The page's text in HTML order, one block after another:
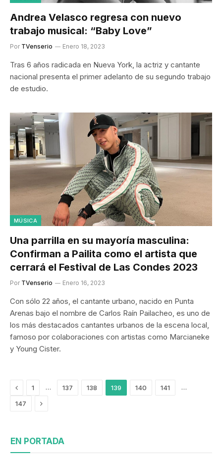
Andrea Velasco regresa con nuevo
trabajo musical: “Baby Love”
Por TVenserio Enero 18, 2023
Tras 6 años radicada en Nueva York, la actriz y cantante
nacional presenta el primer adelanto de su segundo trabajo
de estudio.
MÚSICA
Una parrilla en su mayoría masculina:
Confirman a Pailita como el artista que
cerrará el Festival de Las Condes 2023
Por TVenserio Enero 16, 2023
Con sólo 22 años, el cantante urbano, nacido en Punta
Arenas bajo el nombre de Carlos Raín Pailacheo, es uno de
los más destacados cantantes urbanos de la escena local,
famoso por colaboraciones con artistas como Marcianeke
y Young Cister.
Previous
1 … 137 138 139 140 141 …
147 Siguiente
EN PORTADA